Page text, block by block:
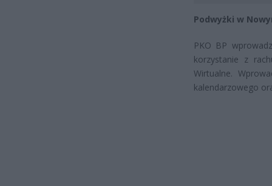
Podwyżki w
PKO BP
korzystanie z
Wirtualne.
kalendarzowego